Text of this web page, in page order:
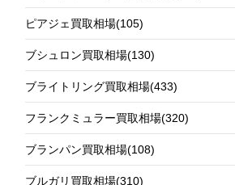
ピアジェ買取相場(105)
ブシュロン買取相場(130)
ブライトリング買取相場(433)
フランクミュラー買取相場(320)
ブランパン買取相場(108)
ブルガリ買取相場(310)